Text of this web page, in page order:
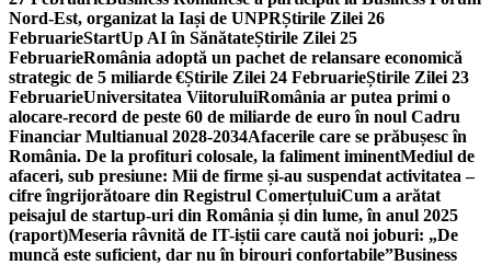
Nord-Est, organizat la Iași de UNPRȘtirile Zilei 26
FebruarieStartUp AI în SănătateȘtirile Zilei 25
FebruarieRomânia adoptă un pachet de relansare economică
strategic de 5 miliarde €Știrile Zilei 24 FebruarieȘtirile Zilei 23
FebruarieUniversitatea ViitoruluiRomânia ar putea primi o
alocare-record de peste 60 de miliarde de euro în noul Cadru
Financiar Multianual 2028-2034Afacerile care se prăbușesc în
România. De la profituri colosale, la faliment iminentMediul de
afaceri, sub presiune: Mii de firme și-au suspendat activitatea –
cifre îngrijorătoare din Registrul ComerțuluiCum a arătat
peisajul de startup-uri din România și din lume, în anul 2025
(raport)Meseria râvnită de IT-iștii care caută noi joburi: „De
muncă este suficient, dar nu în birouri confortabile”Business